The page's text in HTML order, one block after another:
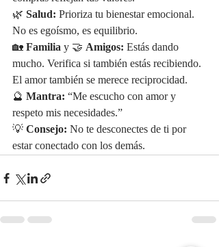
🌿 Salud: Prioriza tu bienestar emocional.
No es egoísmo, es equilibrio.
🏡 Familia y 🤝 Amigos: Estás dando
mucho. Verifica si también estás recibiendo.
El amor también se merece reciprocidad.
🔮 Mantra: “Me escucho con amor y
respeto mis necesidades.”
💡 Consejo: No te desconectes de ti por
estar conectado con los demás.